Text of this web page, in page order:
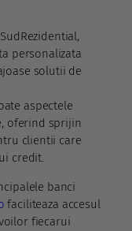
personalizata
solutii de
aspectele
oferind sprijin
clientii care
credit.
banci
faciliteaza accesul
fiecarui